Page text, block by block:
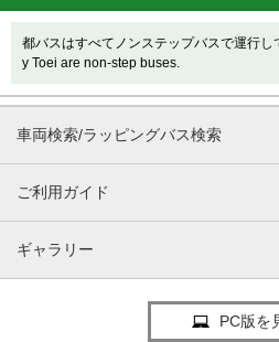
都バスはすべてノンステップバスで運行
y Toei are non-step buses.
車両検索/ラッピングバス検索
ご利用ガイド
ギャラリー
PC版を